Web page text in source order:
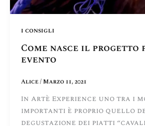
i consigli
Come nasce il
evento
Alice/Marzo 11, 2021
In Artè Experience uno tra i
importanti è proprio quello
degustazione dei piatti